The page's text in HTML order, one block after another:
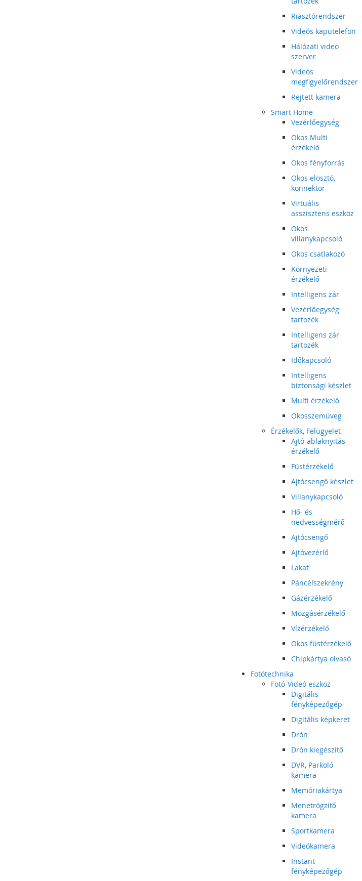
Riasztórendszer
Videós kaputelefon
Hálózati video
szerver
Videós
megfigyelőrendszer
Rejtett kamera
Smart Home
Vezérlőegység
Okos Multi
érzékelő
Okos fényforrás
Okos elosztó,
konnektor
Virtuális
asszisztens eszköz
Okos
villanykapcsoló
Okos csatlakozó
Környezeti
érzékelő
Intelligens zár
Vezérlőegység
tartozék
Intelligens zár
tartozék
Időkapcsoló
Intelligens
biztonsági készlet
Multi érzékelő
Okosszemüveg
Érzékelők, Felügyelet
Ajtó-ablaknyitás
érzékelő
Füstérzékelő
Ajtócsengő készlet
Villanykapcsoló
Hő- és
nedvességmérő
Ajtócsengő
Ajtóvezérlő
Lakat
Páncélszekrény
Gázérzékelő
Mozgásérzékelő
Vízérzékelő
Okos füstérzékelő
Chipkártya olvasó
Fotótechnika
Fotó-Videó eszköz
Digitális
fényképezőgép
Digitális képkeret
Drón
Drón kiegészítő
DVR, Parkoló
kamera
Memóriakártya
Menetrögzítő
kamera
Sportkamera
Videókamera
Instant
fényképezőgép